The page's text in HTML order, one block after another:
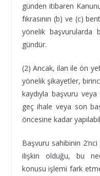
günden itibaren
fıkrasının (b) ve (c)
yönelik başvurularda
gündür.
(2) Ancak, ilan ile ön
yönelik şikayetler,
kaydıyla başvuru
geç ihale veya son
öncesine kadar
Başvuru sahibinin 2’nci
ilişkin olduğu, bu
konusu işlemi fark